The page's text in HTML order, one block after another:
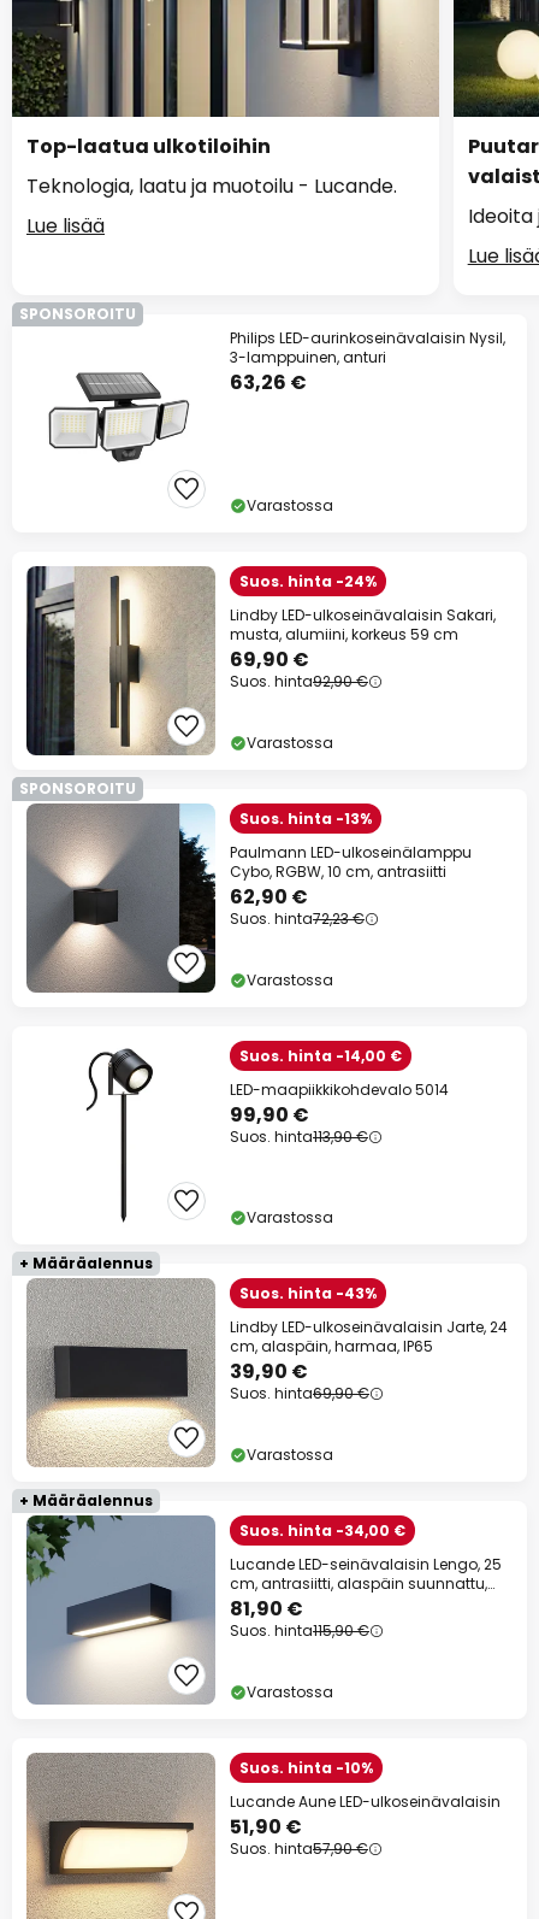
Top-laatua ulkotiloihin
Teknologia, laatu ja muotoilu - Lucande.
Lue lisää
Ideoita
Lue
SPONSOROITU
Philips LED-aurinkoseinävalaisin Nysil,
3-lamppuinen, anturi
63,26 €
Varastossa
Suos. hinta -24%
Lindby LED-ulkoseinävalaisin Sakari,
musta, alumiini, korkeus 59 cm
69,90 €
Suos. hinta92,90 €
Varastossa
SPONSOROITU
Suos. hinta -13%
Paulmann LED-ulkoseinälamppu
Cybo, RGBW, 10 cm, antrasiitti
62,90 €
Suos. hinta72,23 €
Varastossa
Suos. hinta -14,00 €
LED-maapiikkikohdevalo 5014
99,90 €
Suos. hinta113,90 €
Varastossa
+ Määräalennus
Suos. hinta -43%
Lindby LED-ulkoseinävalaisin Jarte, 24
cm, alaspäin, harmaa, IP65
39,90 €
Suos. hinta69,90 €
Varastossa
+ Määräalennus
Suos. hinta -34,00 €
Lucande LED-seinävalaisin Lengo, 25
cm, antrasiitti, alaspäin suunnattu,
3000K
81,90 €
Suos. hinta115,90 €
Varastossa
Suos. hinta -10%
Lucande Aune LED-ulkoseinävalaisin
51,90 €
Suos. hinta57,90 €